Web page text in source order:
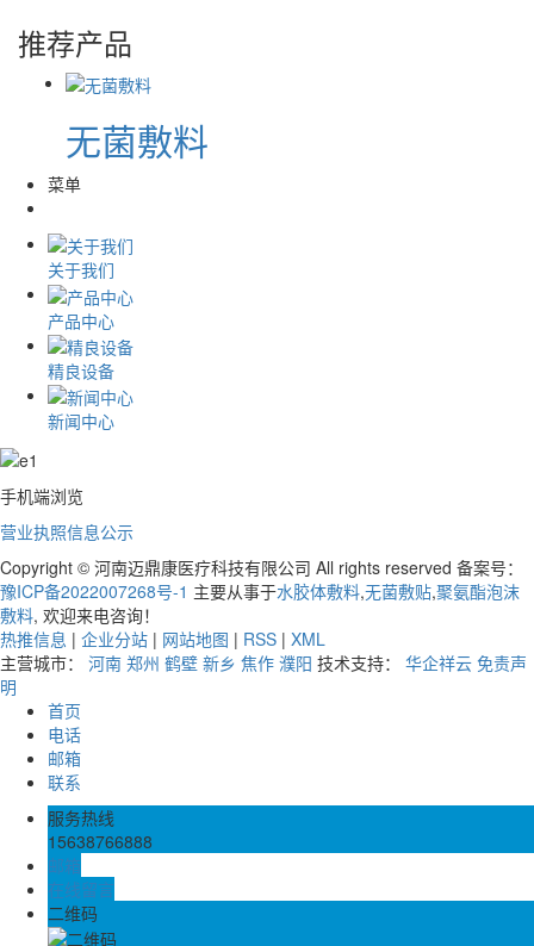
推荐产品
无菌敷料
菜单
关于我们
产品中心
精良设备
新闻中心
手机端浏览
营业执照信息公示
Copyright © 河南迈鼎康医疗科技有限公司 All rights reserved 备案号：
豫ICP备2022007268号-1 主要从事于水胶体敷料,无菌敷贴,聚氨酯泡沫
敷料, 欢迎来电咨询！
热推信息 | 企业分站 | 网站地图 | RSS | XML
主营城市： 河南 郑州 鹤壁 新乡 焦作 濮阳 技术支持： 华企祥云 免责声
明
首页
电话
邮箱
联系
服务热线
15638766888
邮箱
在线留言
二维码